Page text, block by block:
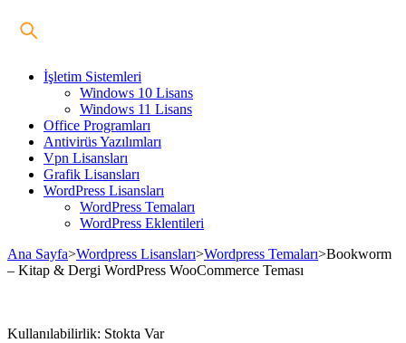
İşletim Sistemleri
Windows 10 Lisans
Windows 11 Lisans
Office Programları
Antivirüs Yazılımları
Vpn Lisansları
Grafik Lisansları
WordPress Lisansları
WordPress Temaları
WordPress Eklentileri
Ana Sayfa>Wordpress Lisansları>Wordpress Temaları>Bookworm
– Kitap & Dergi WordPress WooCommerce Teması
Kullanılabilirlik: Stokta Var